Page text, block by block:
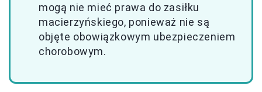
mogą nie mieć prawa do zasiłku
macierzyńskiego, ponieważ nie są
objęte obowiązkowym ubezpieczeniem
chorobowym.